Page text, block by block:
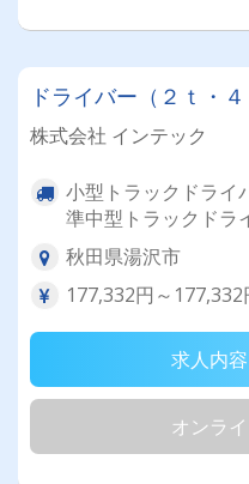
ドライバー（２ｔ・
株式会社 インテック
小型トラックドライ
準中型トラックドラ
秋田県湯沢市
177,332円～177,332
求人内
オンラ